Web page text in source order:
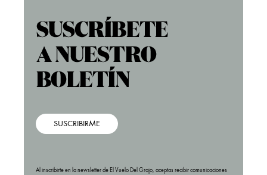
SUSCRIBIRME
Al inscribirte en la newsletter de El Vuelo Del Grajo, aceptas recibir comunicaciones